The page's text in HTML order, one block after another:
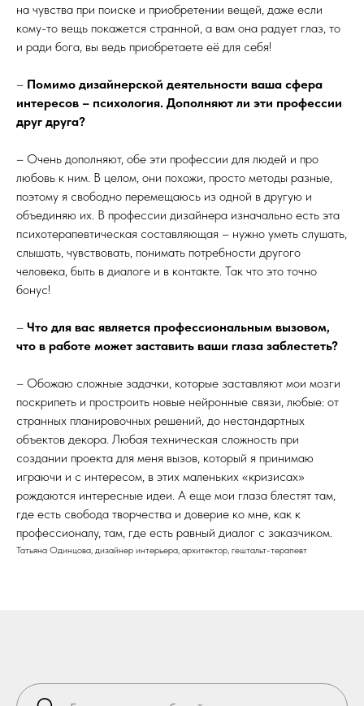
на чувства при поиске и приобретении вещей, даже если
кому-то вещь покажется странной, а вам она радует глаз, то
и ради бога, вы ведь приобретаете её для себя!
– Помимо дизайнерской деятельности ваша сфера
интересов – психология. Дополняют ли эти профессии
друг друга?
– Очень дополняют, обе эти профессии для людей и про
любовь к ним. В целом, они похожи, просто методы разные,
поэтому я свободно перемещаюсь из одной в другую и
объединяю их. В профессии дизайнера изначально есть эта
психотерапевтическая составляющая – нужно уметь слушать,
слышать, чувствовать, понимать потребности другого
человека, быть в диалоге и в контакте. Так что это точно
бонус!
– Что для вас является профессиональным вызовом,
что в работе может заставить ваши глаза заблестеть?
– Обожаю сложные задачки, которые заставляют мои мозги
поскрипеть и простроить новые нейронные связи, любые: от
странных планировочных решений, до нестандартных
объектов декора. Любая техническая сложность при
создании проекта для меня вызов, который я принимаю
играючи и с интересом, в этих маленьких «кризисах»
рождаются интересные идеи. А еще мои глаза блестят там,
где есть свобода творчества и доверие ко мне, как к
профессионалу, там, где есть равный диалог с заказчиком.
Татьяна Одинцова, дизайнер интерьера, архитектор, гештальт-терапевт